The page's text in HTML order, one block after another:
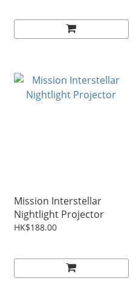
Mission Interstellar
Nightlight Projector
HK$188.00